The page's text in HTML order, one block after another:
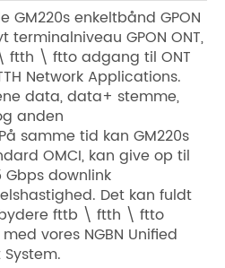
GM220s enkeltbånd GPON
terminalniveau GPON ONT,
ftth \ ftto adgang til ONT
Network Applications.
data, data+ stemme,
anden
samme tid kan GM220s
OMCI, kan give op til
Gbps downlink
Det kan fuldt
fttb \ ftth \ ftto
vores NGBN Unified